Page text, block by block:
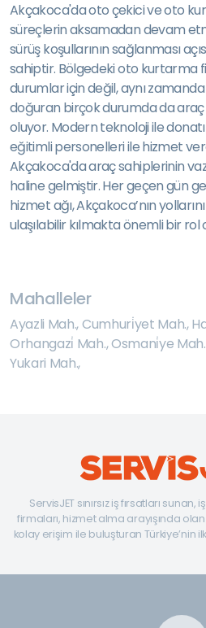
Akçakoca'da oto çekici ve oto
süreçlerin aksamadan devam
sürüş koşullarının sağlanması
sahiptir. Bölgedeki oto kurtarma
durumlar için değil, aynı
doğuran birçok durumda da araç
oluyor. Modern teknoloji ile
eğitimli personelleri ile hizmet
Akçakoca'da araç sahiplerinin
haline gelmiştir. Her geçen gün
hizmet ağı, Akçakoca’nın
ulaşılabilir kılmakta önemli bir rol
Mahalleler
Ayazli Mah.,Cumhuri̇yet Mah.,
Orhangazi̇ Mah.,Osmani̇ye Mah.
Yukari Mah.,
ServisJET sınırsız iş fırsatları
firmaları, hizmet alma arayışında olan
kolay erişim ile buluşturan Türkiye’nin